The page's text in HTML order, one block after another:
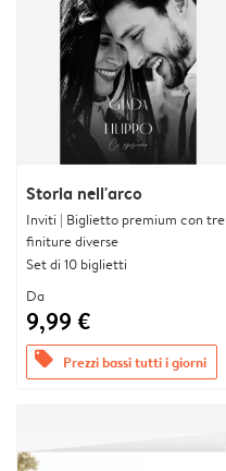
Storia nell'arco
Inviti | Biglietto premium con tre
finiture diverse
Set di 10 biglietti
Da
9,99 €
offers Prezzi bassi tutti i giorni